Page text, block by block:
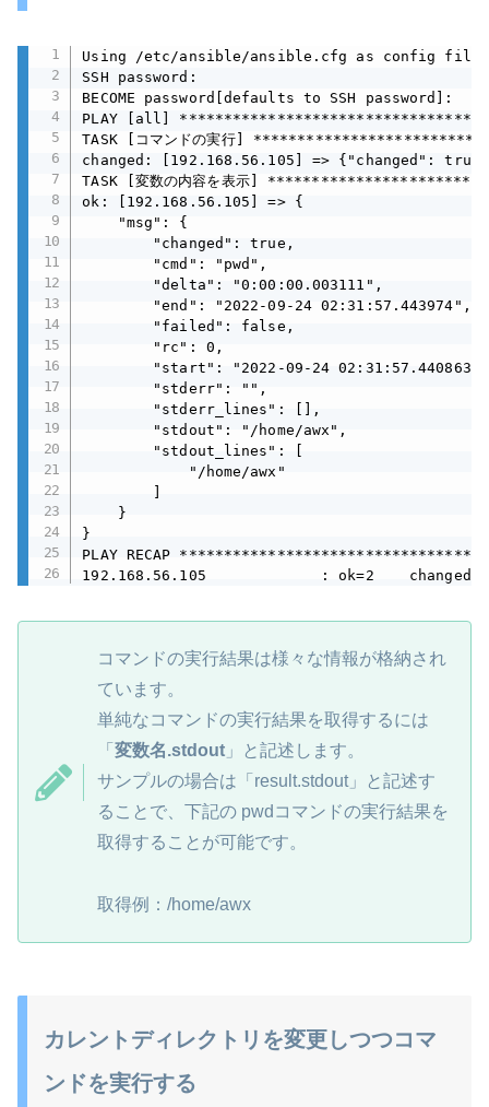
Using /etc/ansible/ansible.cfg as config file
SSH password:
BECOME password[defaults to SSH password]:
PLAY [all]
TASK [コマンドの実行]
changed: [192.168.56.105] => {"changed":
TASK [変数の内容を表示]
ok: [192.168.56.105] => {
    "msg": {
        "changed": true,
        "cmd": "pwd",
        "delta": "0:00:00.003111",
        "end": "2022-09-24 02:31:57.443974",
        "failed": false,
        "rc": 0,
        "start": "2022-09-24 02:31:57.440863",
        "stderr": "",
        "stderr_lines": [],
        "stdout": "/home/awx",
        "stdout_lines": [
            "/home/awx"
    }
}
PLAY RECAP
192.168.56.105             : ok=2
コマンドの実行結果は様々な情報が格納され
ています。
単純なコマンドの実行結果を取得するには
「 変数名.stdout 」と記述します。
サンプルの場合は「result.stdout」と記述す
ることで、下記の pwdコマンドの実行結果を
取得することが可能です。
取得例：/home/awx
カレントディレクトリを変更しつつコマ
ンドを実行する